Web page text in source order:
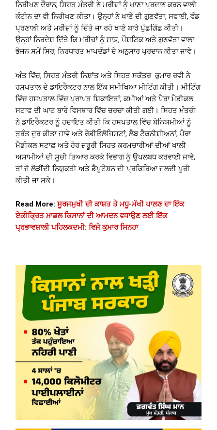
ਨਿਰੀਖਣ ਦੌਰਾਨ, ਸਿਹਤ ਮੰਤਰੀ ਨੇ ਮਰੀਜ਼ਾਂ ਨੂੰ ਖਾਣਾ ਪ੍ਰਦਾਨ ਕਰਨ ਵਾਲੀ
ਕੰਟੀਨ ਦਾ ਵੀ ਨਿਰੀਖਣ ਕੀਤਾ। ਉਨ੍ਹਾਂ ਨੇ ਖਾਣੇ ਦੀ ਗੁਣਵੱਤਾ, ਸਫਾਈ, ਵੰਡ
ਪ੍ਰਣਾਲੀ ਅਤੇ ਮਰੀਜ਼ਾਂ ਨੂੰ ਦਿੱਤੇ ਜਾ ਰਹੇ ਖਾਣੇ ਬਾਰੇ ਪੁੱਛਗਿੱਛ ਕੀਤੀ।
ਉਨ੍ਹਾਂ ਨਿਰਦੇਸ਼ ਦਿੱਤੇ ਕਿ ਮਰੀਜ਼ਾਂ ਨੂੰ ਸਾਫ਼, ਪੌਸ਼ਟਿਕ ਅਤੇ ਗੁਣਵੱਤਾ ਵਾਲਾ
ਭੋਜਨ ਸਮੇਂ ਸਿਰ, ਨਿਰਧਾਰਤ ਮਾਪਦੰਡਾਂ ਦੇ ਅਨੁਸਾਰ ਪ੍ਰਦਾਨ ਕੀਤਾ ਜਾਵੇ।
ਅੰਤ ਵਿੱਚ, ਸਿਹਤ ਮੰਤਰੀ ਨਿਸ਼ਾਂਤ ਅਤੇ ਸਿਹਤ ਸਕੱਤਰ ਕੁਮਾਰ ਰਵੀ ਨੇ
ਹਸਪਤਾਲ ਦੇ ਡਾਇਰੈਕਟਰ ਨਾਲ ਇੱਕ ਸਮੀਖਿਆ ਮੀਟਿੰਗ ਕੀਤੀ। ਮੀਟਿੰਗ
ਵਿੱਚ ਹਸਪਤਾਲ ਵਿੱਚ ਪ੍ਰਾਪਤ ਸ਼ਿਕਾਇਤਾਂ, ਕਮੀਆਂ ਅਤੇ ਪੈਰਾ ਮੈਡੀਕਲ
ਸਟਾਫ ਦੀ ਘਾਟ ਬਾਰੇ ਵਿਸਥਾਰ ਵਿੱਚ ਚਰਚਾ ਕੀਤੀ ਗਈ। ਸਿਹਤ ਮੰਤਰੀ
ਨੇ ਡਾਇਰੈਕਟਰ ਨੂੰ ਹਦਾਇਤ ਕੀਤੀ ਕਿ ਹਸਪਤਾਲ ਵਿੱਚ ਬੇਨਿਯਮੀਆਂ ਨੂੰ
ਤੁਰੰਤ ਦੂਰ ਕੀਤਾ ਜਾਵੇ ਅਤੇ ਰੇਡੀਓਲੋਜਿਸਟਾਂ, ਲੈਬ ਟੈਕਨੀਸ਼ੀਅਨਾਂ, ਪੈਰਾ
ਮੈਡੀਕਲ ਸਟਾਫ਼ ਅਤੇ ਹੋਰ ਜ਼ਰੂਰੀ ਸਿਹਤ ਕਰਮਚਾਰੀਆਂ ਦੀਆਂ ਖਾਲੀ
ਅਸਾਮੀਆਂ ਦੀ ਸੂਚੀ ਤਿਆਰ ਕਰਕੇ ਵਿਭਾਗ ਨੂੰ ਉਪਲਬਧ ਕਰਵਾਈ ਜਾਵੇ,
ਤਾਂ ਜੋ ਲੋੜੀਂਦੀ ਨਿਯੁਕਤੀ ਅਤੇ ਡੈਪੂਟੇਸ਼ਨ ਦੀ ਪ੍ਰਕਿਰਿਆ ਜਲਦੀ ਪੂਰੀ
ਕੀਤੀ ਜਾ ਸਕੇ।
Read More:ਸੂਰਜਮੁਖੀ ਦੀ ਕਾਸ਼ਤ ਤੇ ਮਧੂ-ਮੱਖੀ ਪਾਲਣ ਦਾ ਇੱਕ
ਏਕੀਕ੍ਰਿਤ ਮਾਡਲ ਕਿਸਾਨਾਂ ਦੀ ਆਮਦਨ ਵਧਾਉਣ ਲਈ ਇੱਕ
ਪ੍ਰਭਾਵਸ਼ਾਲੀ ਪਹਿਲਕਦਮੀ: ਵਿਜੇ ਕੁਮਾਰ ਸਿਨਹਾ